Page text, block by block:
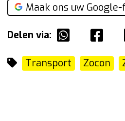
Maak ons uw
Delen via:
Transport Zocon